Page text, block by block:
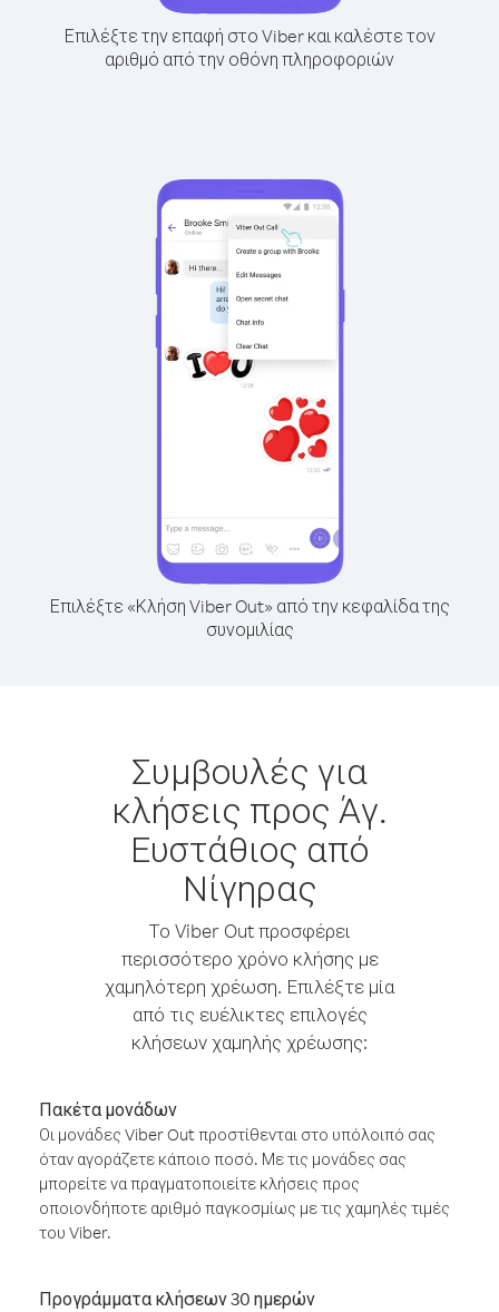
Επιλέξτε την επαφή στο Viber και καλέστε τον
αριθμό από την οθόνη πληροφοριών
Επιλέξτε «Κλήση Viber Out» από την κεφαλίδα της
συνομιλίας
Συμβουλές για
κλήσεις προς Άγ.
Ευστάθιος από
Νίγηρας
Το Viber Out προσφέρει
περισσότερο χρόνο κλήσης με
χαμηλότερη χρέωση. Επιλέξτε μία
από τις ευέλικτες επιλογές
κλήσεων χαμηλής χρέωσης:
Πακέτα μονάδων
Οι μονάδες Viber Out προστίθενται στο υπόλοιπό σας
όταν αγοράζετε κάποιο ποσό. Με τις μονάδες σας
μπορείτε να πραγματοποιείτε κλήσεις προς
οποιονδήποτε αριθμό παγκοσμίως με τις χαμηλές τιμές
του Viber.
Προγράμματα κλήσεων 30 ημερών